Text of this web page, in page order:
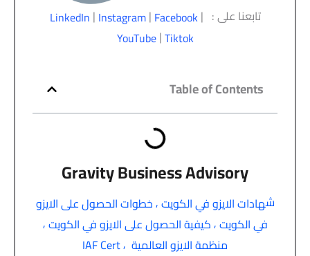
تابعنا على : LinkedIn | Instagram| Facebook|
YouTube|Tiktok
Table of Contents
Gravity Business Advisory
شهادات الايزو في الكويت,خطوات الحصول على الايزو
في الكويت,كيفية الحصول على الايزو في الكويت,
منظمة الايزو العالمية ,
IAF Cert